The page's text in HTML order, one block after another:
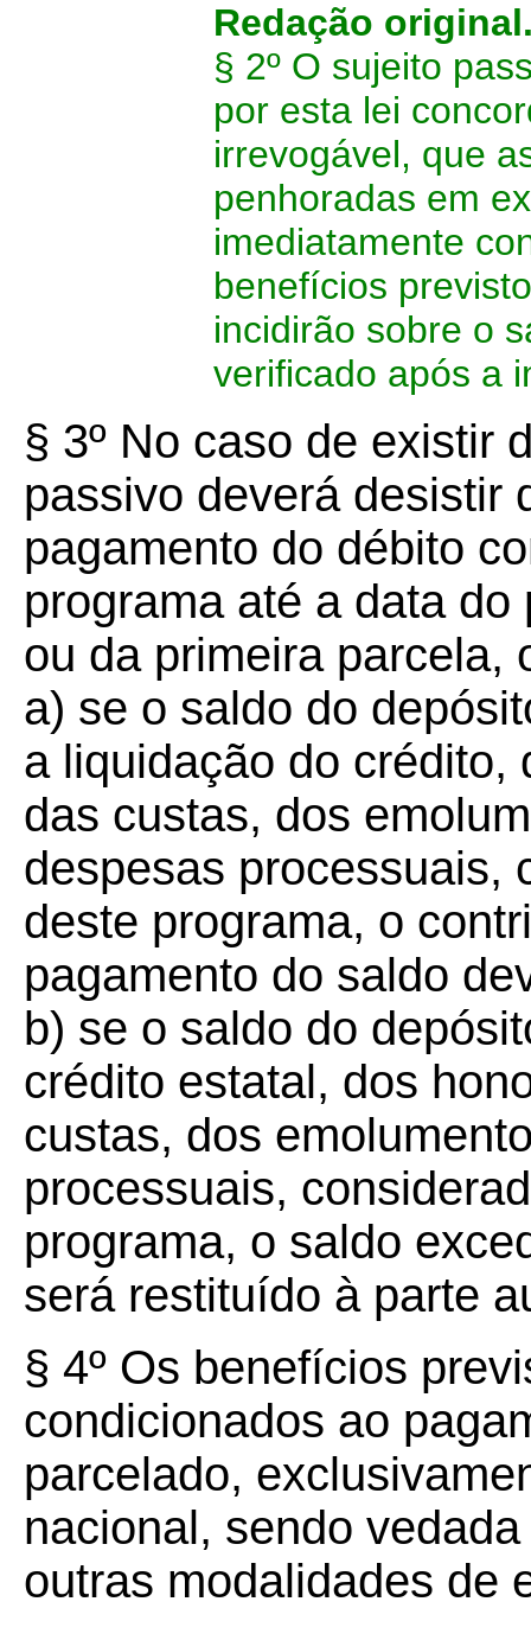
Redação
§ 2º O sujeito
por esta lei
irrevogável, que
penhoradas em
imediatamente
benefícios
incidirão sobre o
verificado após a
§ 3º No caso de existir
passivo deverá desistir
pagamento do débito
programa até a data
ou da primeira parcela,
a) se o saldo do
a liquidação do crédito,
das custas, dos
despesas processuais,
deste programa, o
pagamento do saldo
b) se o saldo do
crédito estatal, dos
custas, dos
processuais,
programa, o saldo
será restituído à parte
§ 4º Os benefícios
condicionados ao
parcelado,
nacional, sendo
outras modalidades de